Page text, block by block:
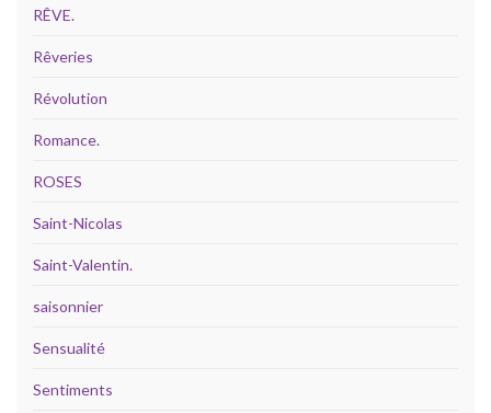
RÊVE.
Rêveries
Révolution
Romance.
ROSES
Saint-Nicolas
Saint-Valentin.
saisonnier
Sensualité
Sentiments